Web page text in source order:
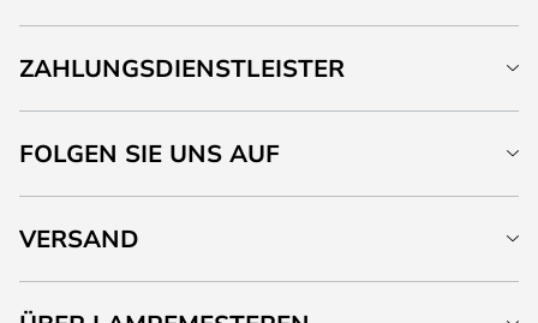
ZAHLUNGSDIENSTLEISTER
FOLGEN SIE UNS AUF
VERSAND